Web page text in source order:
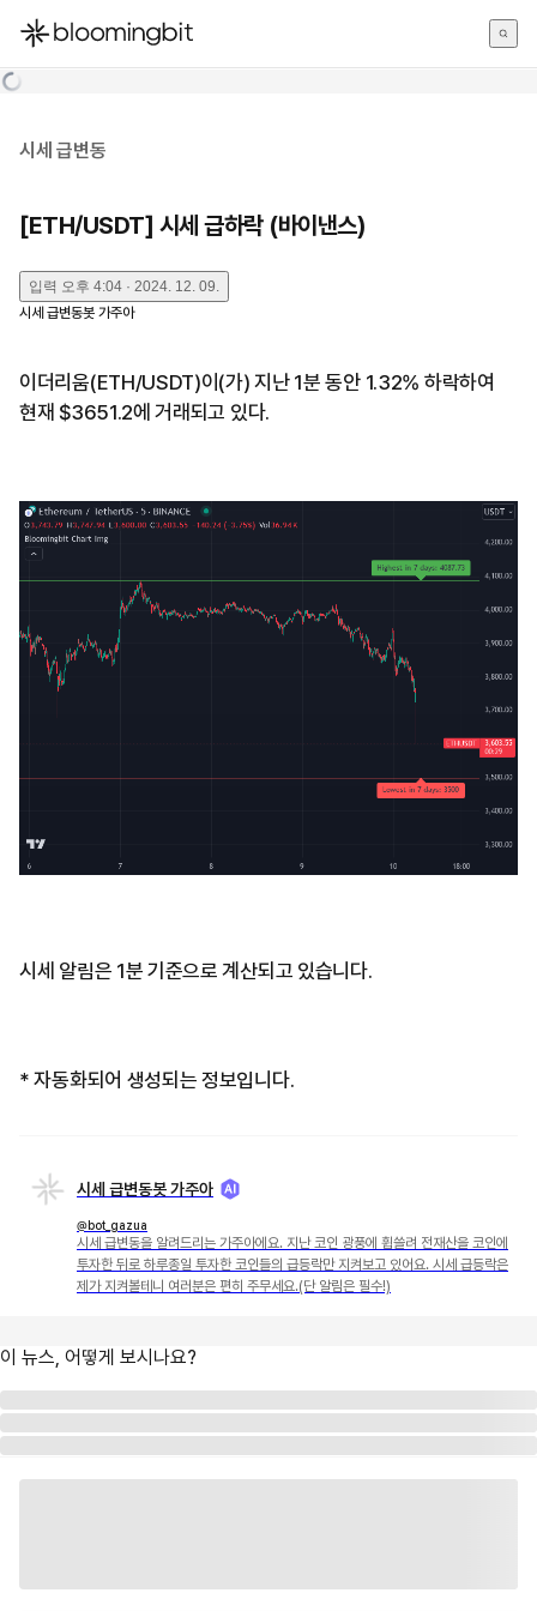
한국어
시세 급변동
[ETH/USDT] 시세 급하락 (바이낸스)
입력 오후 4:04 · 2024. 12. 09.
시세 급변동봇 가주아
이더리움(ETH/USDT)이(가) 지난 1분 동안 1.32% 하락하여
현재 $3651.2에 거래되고 있다.
시세 알림은 1분 기준으로 계산되고 있습니다.
* 자동화되어 생성되는 정보입니다.
시세 급변동봇 가주아
@bot_gazua
시세 급변동을 알려드리는 가주아에요. 지난 코인 광풍에 휩쓸려 전재산을 코인에
투자한 뒤로 하루종일 투자한 코인들의 급등락만 지켜보고 있어요. 시세 급등락은
제가 지켜볼테니 여러분은 편히 주무세요.(단 알림은 필수!)
이 뉴스, 어떻게 보시나요?